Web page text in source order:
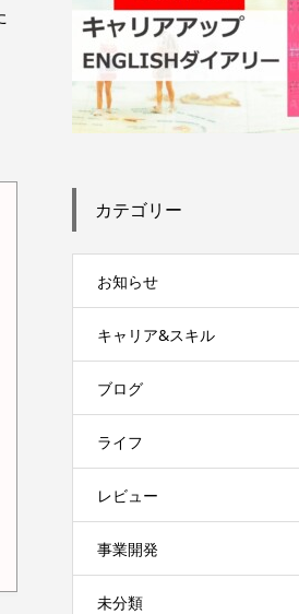
カテゴリー
お知らせ
キャリア&スキル
ブログ
ライフ
レビュー
事業開発
未分類